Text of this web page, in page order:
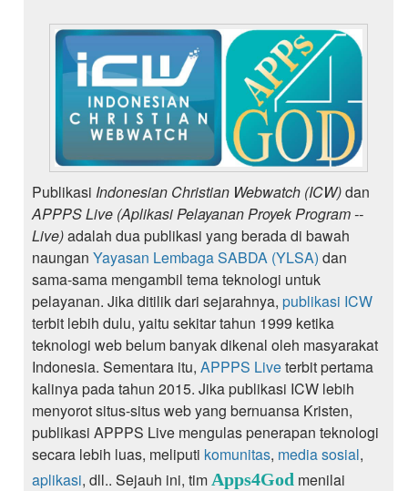
Publikasi Indonesian Christian Webwatch (ICW)dan
APPPS Live (Aplikasi Pelayanan Proyek Program --
Live)adalah dua publikasi yang berada di bawah
naungan Yayasan Lembaga SABDA (YLSA) dan
sama-sama mengambil tema teknologi untuk
pelayanan. Jika ditilik dari sejarahnya, publikasi ICW
terbit lebih dulu, yaitu sekitar tahun 1999 ketika
teknologi web belum banyak dikenal oleh masyarakat
Indonesia. Sementara itu, APPPS Liveterbit pertama
kalinya pada tahun 2015. Jika publikasi ICW lebih
menyorot situs-situs web yang bernuansa Kristen,
publikasi APPPS Live mengulas penerapan teknologi
secara lebih luas, meliputi komunitas, media sosial,
aplikasi, dll.. Sejauh ini, tim Apps4God menilai